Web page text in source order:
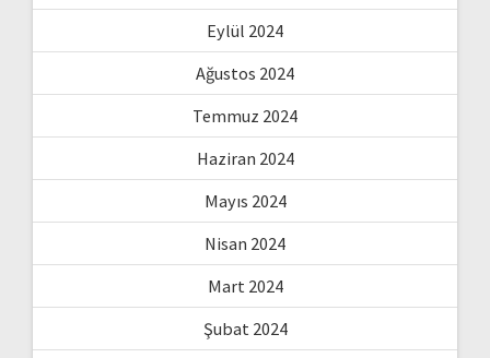
Eylül 2024
Ağustos 2024
Temmuz 2024
Haziran 2024
Mayıs 2024
Nisan 2024
Mart 2024
Şubat 2024